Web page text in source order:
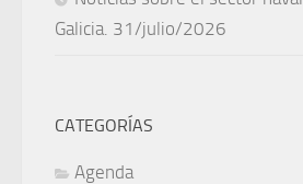
Galicia. 31/julio/2026
CATEGORÍAS
Agenda